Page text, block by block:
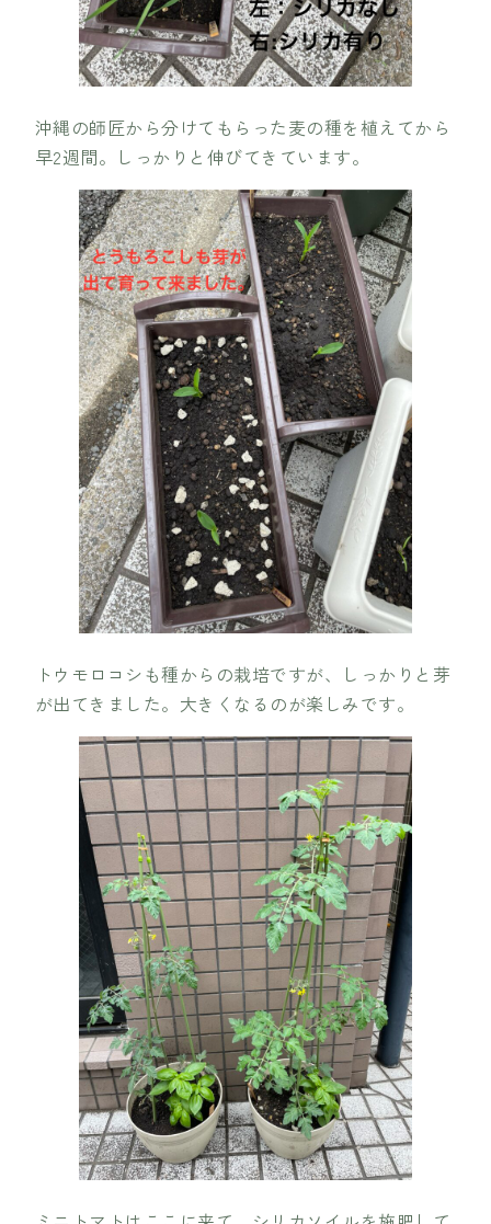
沖縄の師匠から分けてもらった麦の種を植えてから
早2週間。しっかりと伸びてきています。
トウモロコシも種からの栽培ですが、しっかりと芽
が出てきました。大きくなるのが楽しみです。